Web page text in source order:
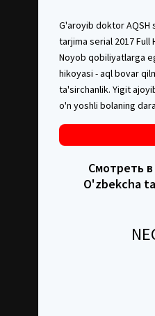
G'aroyib doktor AQSH
tarjima serial 2017 Full
Noyob qobiliyatlarga
hikoyasi - aql bovar
ta'sirchanlik. Yigit
o'n yoshli bolaning
Смотреть
O'zbekcha